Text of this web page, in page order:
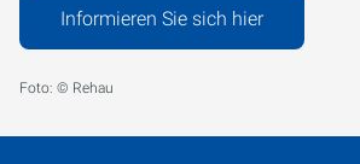
Informieren Sie sich hier
Foto: © Rehau